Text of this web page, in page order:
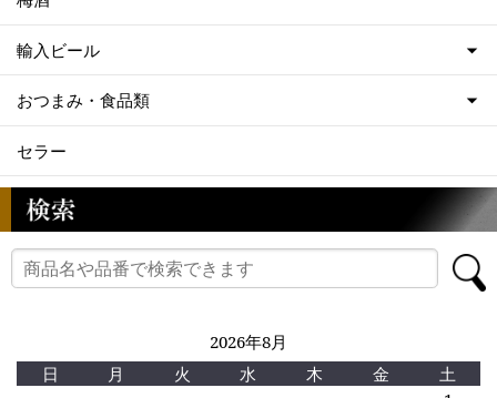
輸入ビール
おつまみ・食品類
セラー
2026年8月
日
月 火 水 木 金
土